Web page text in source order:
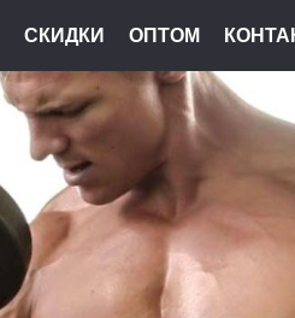
СКИДКИ ОПТОМ